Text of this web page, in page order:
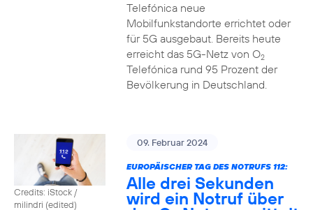
Telefónica neue
Mobilfunkstandorte errichtet oder
für 5G ausgebaut. Bereits heute
erreicht das 5G-Netz von O2
Telefónica rund 95 Prozent der
Bevölkerung in Deutschland.
Credits: iStock /
milindri (edited)
09. Februar 2024
EUROPÄISCHER TAG DES NOTRUFS 112:
Alle drei Sekunden
wird ein Notruf über